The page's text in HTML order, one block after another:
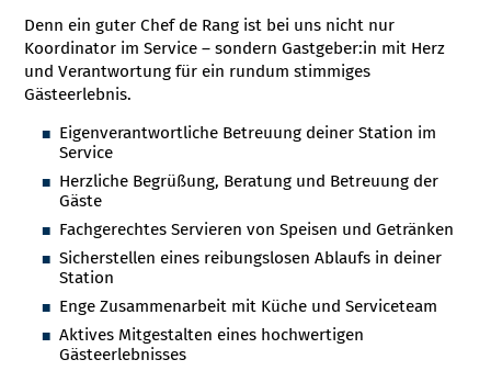
Denn ein guter Chef de Rang ist bei uns nicht nur
Koordinator im Service – sondern Gastgeber:in mit Herz
und Verantwortung für ein rundum stimmiges
Gästeerlebnis.
Eigenverantwortliche Betreuung deiner Station im
Service
Herzliche Begrüßung, Beratung und Betreuung der
Gäste
Fachgerechtes Servieren von Speisen und Getränken
Sicherstellen eines reibungslosen Ablaufs in deiner
Station
Enge Zusammenarbeit mit Küche und Serviceteam
Aktives Mitgestalten eines hochwertigen
Gästeerlebnisses